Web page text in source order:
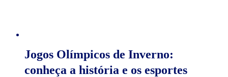
Jogos Olímpicos de Inverno:
conheça a história e os esportes